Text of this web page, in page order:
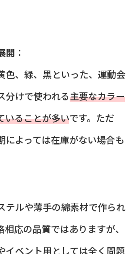
開 ：
色、緑、黒といった、運動会
分けで使われる主要なカラー
いることが多いです。ただ
によっては在庫がない場合も
テルや薄手の綿素材で作られ
応の品質ではありますが、
イベント用としては全く問題